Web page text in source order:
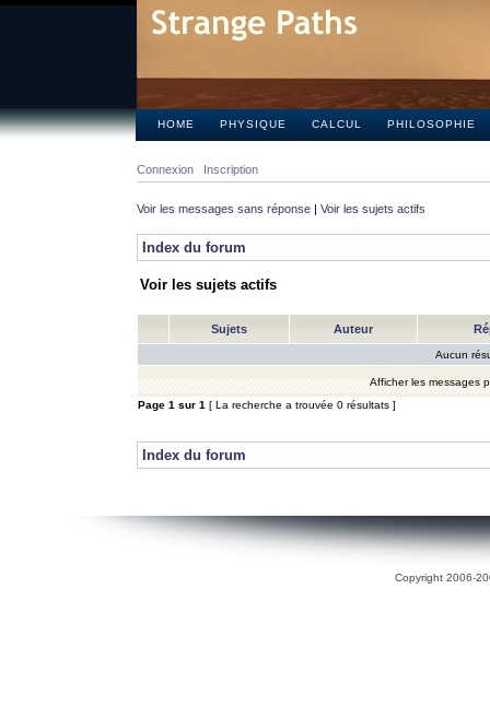
HOME PHYSIQUE CALCUL PHILOSOPHIE
Connexion Inscription
Voir les messages sans réponse | Voir les sujets actifs
Index du forum
Voir les sujets actifs
Sujets Auteur
Aucun
Afficher les messages
Page 1 sur 1 [ La recherche a trouvée 0 résultats ]
Index du forum
Copyright 2006-